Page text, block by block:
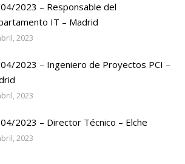
2023 – Responsable del
IT – Madrid
2023
2023 – Ingeniero de Proyectos PCI –
2023
2023 – Director Técnico – Elche
2023